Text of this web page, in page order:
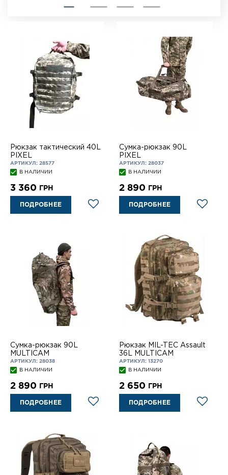
Рюкзак тактический 40L
PIXEL
АРТИКУЛ: 28577
В НАЛИЧИИ
3 360 ГРН
ПОДРОБНЕЕ
Сумка-рюкзак 90L
PIXEL
АРТИКУЛ: 28037
В НАЛИЧИИ
2 890 ГРН
ПОДРОБНЕЕ
Сумка-рюкзак 90L
MULTICAM
АРТИКУЛ: 28038
В НАЛИЧИИ
2 890 ГРН
ПОДРОБНЕЕ
Рюкзак MIL-TEC Assault
36L MULTICAM
АРТИКУЛ: 13270
В НАЛИЧИИ
2 650 ГРН
ПОДРОБНЕЕ